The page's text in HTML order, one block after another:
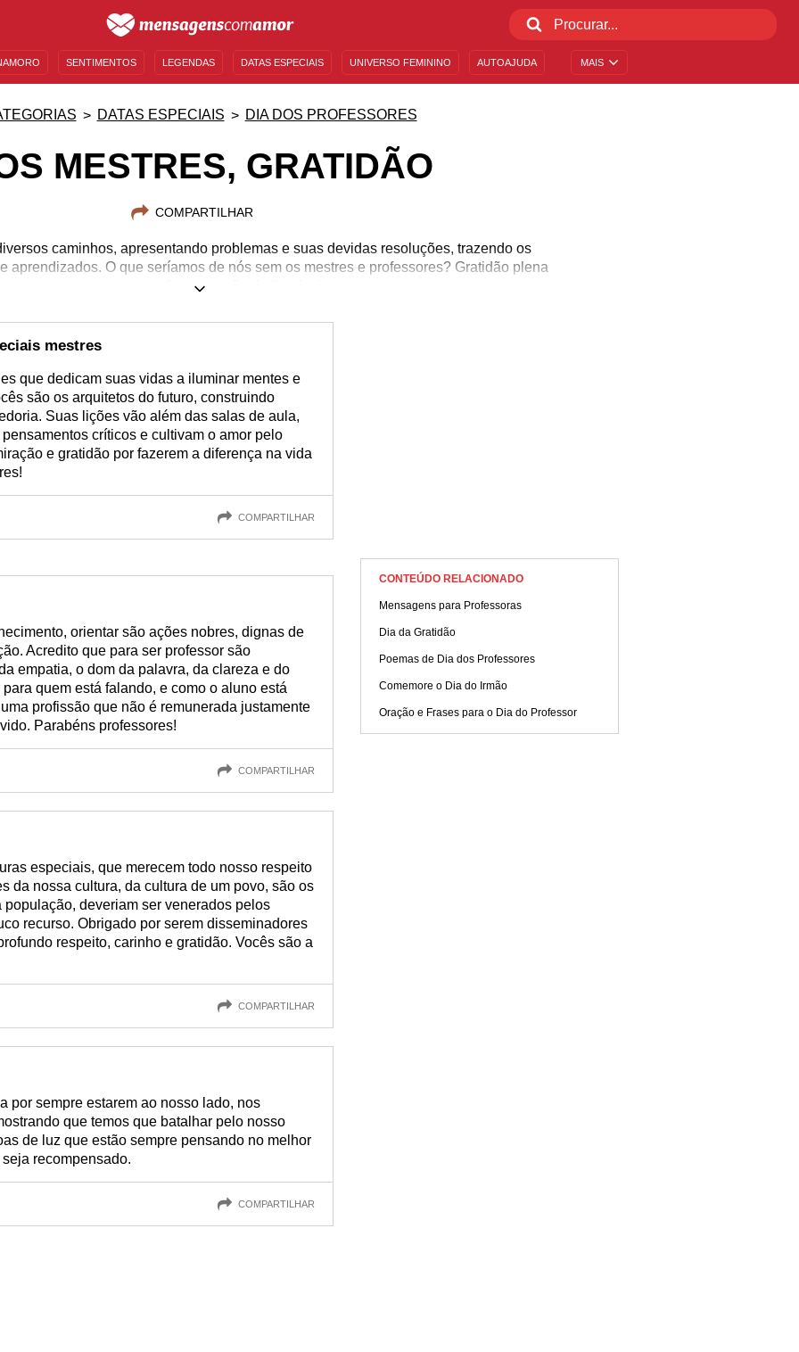
MAIS
SENTIMENTOS LEGENDAS DATAS ESPECIAIS UNIVERSO FEMININO AUTOAJUDA
DATAS ESPECIAIS DIA DOS PROFESSORES
MESTRES, GRATIDÃO
COMPARTILHAR
caminhos, apresentando problemas e suas devidas resoluções, trazendo os
aprendizados. O que seríamos de nós sem os mestres e professores? Gratidão plena
por esses profissionais tão dedicados!
mestres
que dedicam suas vidas a iluminar mentes e
são os arquitetos do futuro, construindo
Suas lições vão além das salas de aula,
críticos e cultivam o amor pelo
e gratidão por fazerem a diferença na vida
COMPARTILHAR
orientar são ações nobres, dignas de
Acredito que para ser professor são
empatia, o dom da palavra, da clareza e do
quem está falando, e como o aluno está
profissão que não é remunerada justamente
Parabéns professores!
COMPARTILHAR
especiais, que merecem todo nosso respeito
da nossa cultura, da cultura de um povo, são os
população, deveriam ser venerados pelos
recurso. Obrigado por serem disseminadores
respeito, carinho e gratidão. Vocês são a
COMPARTILHAR
por sempre estarem ao nosso lado, nos
que temos que batalhar pelo nosso
de luz que estão sempre pensando no melhor
recompensado.
COMPARTILHAR
CONTEÚDO RELACIONADO
Mensagens para Professoras
Dia da Gratidão
Poemas de Dia dos Professores
Comemore o Dia do Irmão
Oração e Frases para o Dia do Professor